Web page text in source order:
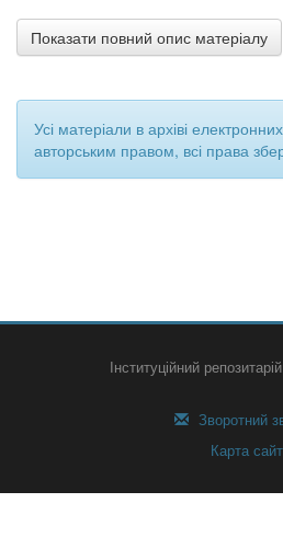
Показати повний опис матеріалу
Усі матеріали в архіві
авторським правом, всі права
Інституційний
Зворотний
Карта